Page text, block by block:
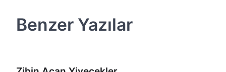
Benzer Yazılar